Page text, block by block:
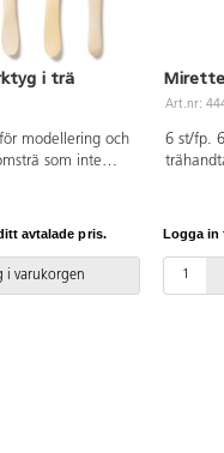
i trä
modellering och
som inte
avtalade pris.
i varukorgen
Art.nr:
6 st/fp.
Logga in